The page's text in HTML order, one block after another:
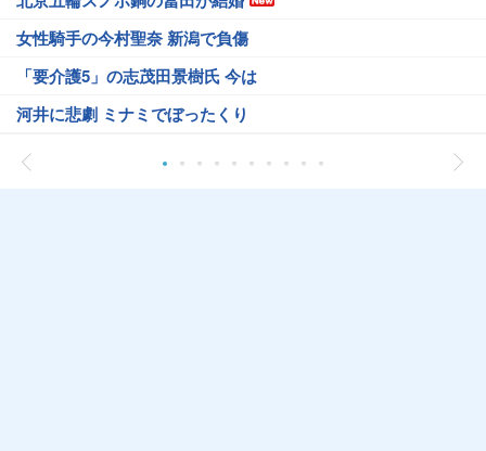
女性騎手の今村聖奈 新潟で負傷
「要介護5」の志茂田景樹氏 今は
河井に悲劇 ミナミでぼったくり